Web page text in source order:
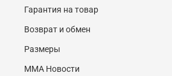
Гарантия на товар
Возврат и обмен
Размеры
MMA Новости